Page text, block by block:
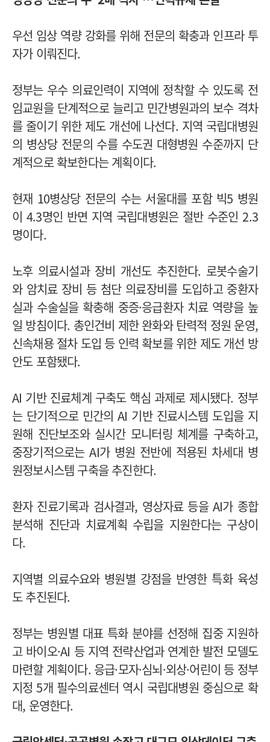
우선 임상 역량 강화를 위해 전문의 확충과 인프라 투
자가 이뤄진다.
정부는 우수 의료인력이 지역에 정착할 수 있도록 전
임교원을 단계적으로 늘리고 민간병원과의 보수 격차
를 줄이기 위한 제도 개선에 나선다. 지역 국립대병원
의 병상당 전문의 수를 수도권 대형병원 수준까지 단
계적으로 확보한다는 계획이다.
현재 10병상당 전문의 수는 서울대를 포함 빅5 병원
이 4.3명인 반면 지역 국립대병원은 절반 수준인 2.3
명이다.
노후 의료시설과 장비 개선도 추진한다. 로봇수술기
와 암치료 장비 등 첨단 의료장비를 도입하고 중환자
실과 수술실을 확충해 중증·응급환자 치료 역량을 높
일 방침이다. 총인건비 제한 완화와 탄력적 정원 운영,
신속채용 절차 도입 등 인력 확보를 위한 제도 개선 방
안도 포함됐다.
AI 기반 진료체계 구축도 핵심 과제로 제시됐다. 정부
는 단기적으로 민간의 AI 기반 진료시스템 도입을 지
원해 진단보조와 실시간 모니터링 체계를 구축하고,
중장기적으로는 AI가 병원 전반에 적용된 차세대 병
원정보시스템 구축을 추진한다.
환자 진료기록과 검사결과, 영상자료 등을 AI가 종합
분석해 진단과 치료계획 수립을 지원한다는 구상이
다.
지역별 의료수요와 병원별 강점을 반영한 특화 육성
도 추진된다.
정부는 병원별 대표 특화 분야를 선정해 집중 지원하
고 바이오·AI 등 지역 전략산업과 연계한 발전 모델도
마련할 계획이다. 응급·모자·심뇌·외상·어린이 등 정부
지정 5개 필수의료센터 역시 국립대병원 중심으로 확
대, 운영한다.